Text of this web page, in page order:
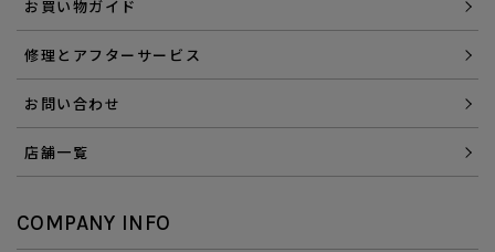
お買い物ガイド
修理とアフターサービス
お問い合わせ
店舗一覧
COMPANY INFO